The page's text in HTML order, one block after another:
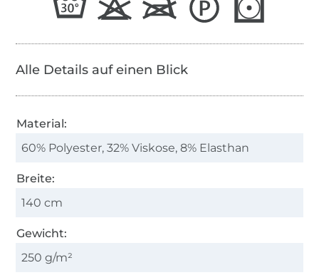
Alle Details auf einen Blick
Material:
60% Polyester, 32% Viskose, 8% Elasthan
Breite:
140 cm
Gewicht:
250 g/m²